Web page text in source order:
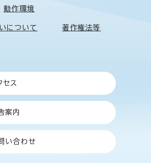
動作環境
について 著作権法等
セス
案内
い合わせ